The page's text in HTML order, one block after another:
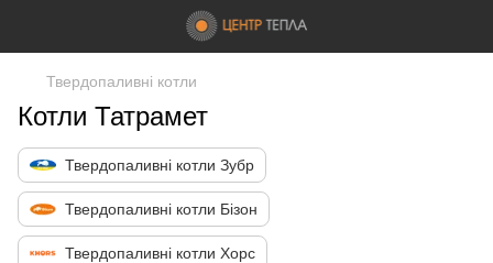
Твердопаливні котли
Котли Татрамет
Твердопаливні котли Зубр
Твердопаливні котли Бізон
Твердопаливні котли Хорс